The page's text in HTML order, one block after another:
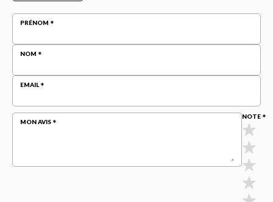
PRÉNOM
NOM
EMAIL
MON AVIS
NOTE